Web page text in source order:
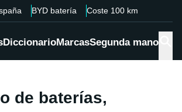
BYD batería Coste 100 km
DiccionarioMarcasSegunda mano
de baterías,